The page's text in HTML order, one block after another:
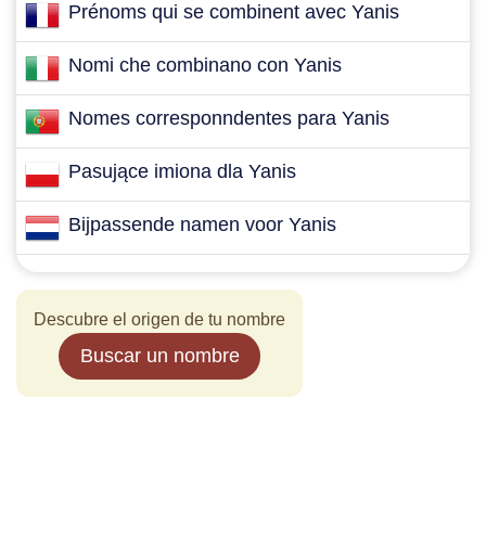
Prénoms qui se combinent avec Yanis
Nomi che combinano con Yanis
Nomes corresponndentes para Yanis
Pasujące imiona dla Yanis
Bijpassende namen voor Yanis
Descubre el origen de tu nombre
Buscar un nombre